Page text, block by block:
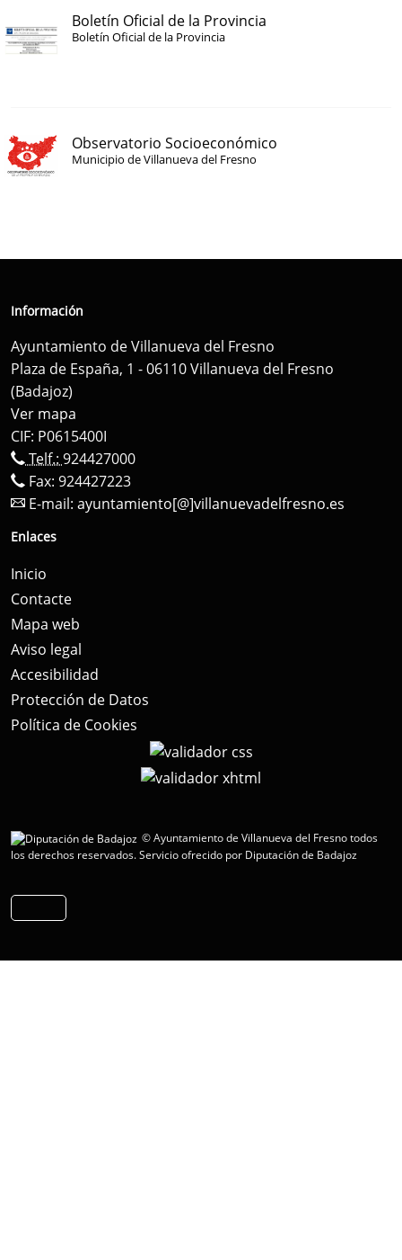
Boletín Oficial de la Provincia
Boletín Oficial de la Provincia
Observatorio Socioeconómico
Municipio de Villanueva del Fresno
Información
Ayuntamiento de Villanueva del Fresno
Plaza de España, 1 - 06110 Villanueva del Fresno
(Badajoz)
Ver mapa
CIF: P0615400I
Telf.: 924427000
Fax: 924427223
E-mail: ayuntamiento[@]villanuevadelfresno.es
Enlaces
Inicio
Contacte
Mapa web
Aviso legal
Accesibilidad
Protección de Datos
Política de Cookies
© Ayuntamiento de Villanueva del Fresno todos
los derechos reservados.Servicio ofrecido por Diputación de Badajoz